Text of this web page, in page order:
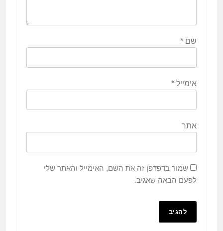
שם *
אימייל *
אתר
שמור בדפדפן זה את השם, האימייל והאתר שלי
לפעם הבאה שאגיב.